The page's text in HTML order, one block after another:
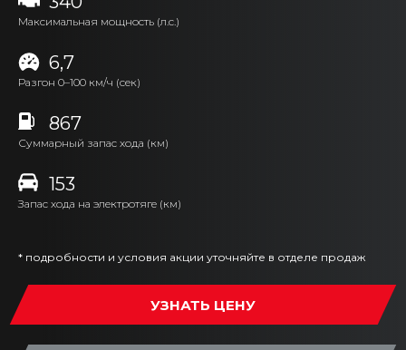
Максимальная мощность (л.с.)
6,7
Разгон 0–100 км/ч (сек)
867
Суммарный запас хода (км)
153
Запас хода на электротяге (км)
* подробности и условия акции уточняйте в отделе продаж
УЗНАТЬ ЦЕНУ